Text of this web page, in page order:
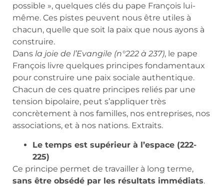
possible », quelques clés du pape François lui-
même. Ces pistes peuvent nous être utiles à
chacun, quelle que soit la paix que nous ayons à
construire.
Dans la joie de l’Evangile (n°222 à 237), le pape
François livre quelques principes fondamentaux
pour construire une paix sociale authentique.
Chacun de ces quatre principes reliés par une
tension bipolaire, peut s’appliquer très
concrètement à nos familles, nos entreprises, nos
associations, et à nos nations. Extraits.
Le temps est supérieur à l’espace (222-
225)
Ce principe permet de travailler à long terme,
sans être obsédé par les résultats immédiats.